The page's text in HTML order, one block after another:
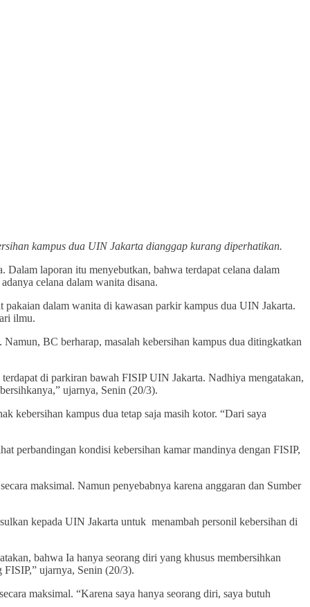
kampus dua UIN Jakarta dianggap kurang diperhatikan.
laporan itu menyebutkan, bahwa terdapat celana dalam
celana dalam wanita disana.
dalam wanita di kawasan parkir kampus dua UIN Jakarta.
ilmu.
BC berharap, masalah kebersihan kampus dua ditingkatkan
di parkiran bawah FISIP UIN Jakarta. Nadhiya mengatakan,
ujarnya, Senin (20/3).
kebersihan kampus dua tetap saja masih kotor. “Dari saya
perbandingan kondisi kebersihan kamar mandinya dengan FISIP,
maksimal. Namun penyebabnya karena anggaran dan Sumber
kepada UIN Jakarta untuk menambah personil kebersihan di
bahwa Ia hanya seorang diri yang khusus membersihkan
FISIP,” ujarnya, Senin (20/3).
maksimal. “Karena saya hanya seorang diri, saya butuh